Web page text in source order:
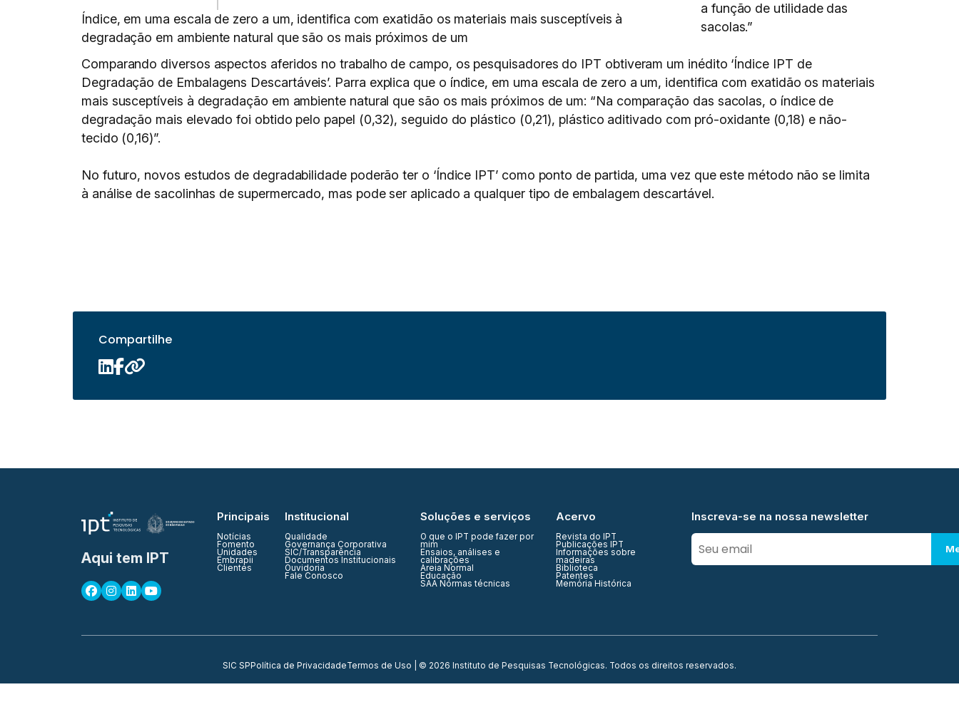
Índice, em uma escala de zero a um, identifica com exatidão os materiais mais susceptíveis à
degradação em ambiente natural que são os mais próximos de um
a função de utilidade das
sacolas.”
Comparando diversos aspectos aferidos no trabalho de campo, os pesquisadores do IPT obtiveram um inédito ‘Índice IPT de
Degradação de Embalagens Descartáveis’. Parra explica que o índice, em uma escala de zero a um, identifica com exatidão os materiais
mais susceptíveis à degradação em ambiente natural que são os mais próximos de um: “Na comparação das sacolas, o índice de
degradação mais elevado foi obtido pelo papel (0,32), seguido do plástico (0,21), plástico aditivado com pró-oxidante (0,18) e não-
tecido (0,16)”.
No futuro, novos estudos de degradabilidade poderão ter o ‘Índice IPT’ como ponto de partida, uma vez que este método não se limita
à análise de sacolinhas de supermercado, mas pode ser aplicado a qualquer tipo de embalagem descartável.
Compartilhe
Aqui tem IPT
Principais
Notícias
Fomento
Unidades
Embrapii
Clientes
Institucional
Qualidade
Governança Corporativa
SIC/Transparência
Documentos Institucionais
Ouvidoria
Fale Conosco
Soluções e serviços
O que o IPT pode fazer por
mim
Ensaios, análises e
calibrações
Areia Normal
Educação
SAA Normas técnicas
Acervo
Revista do IPT
Publicações IPT
Informações sobre
madeiras
Biblioteca
Patentes
Memória Histórica
Inscreva-se na nossa newsletter
SIC SPPolítica de PrivacidadeTermos de Uso | © 2026 Instituto de Pesquisas Tecnológicas. Todos os direitos reservados.